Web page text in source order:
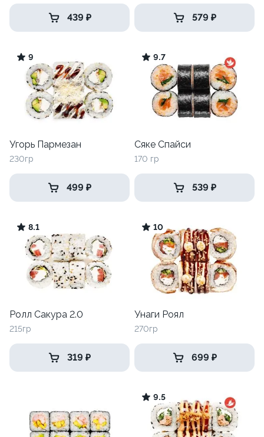
439 ₽ 579 ₽
9
Угорь Пармезан
230гр
499 ₽
9.7
Сяке Спайси
170 гр
539 ₽
8.1
Ролл Сакура 2.0
215гр
319 ₽
10
Унаги Роял
270гр
699 ₽
9.5